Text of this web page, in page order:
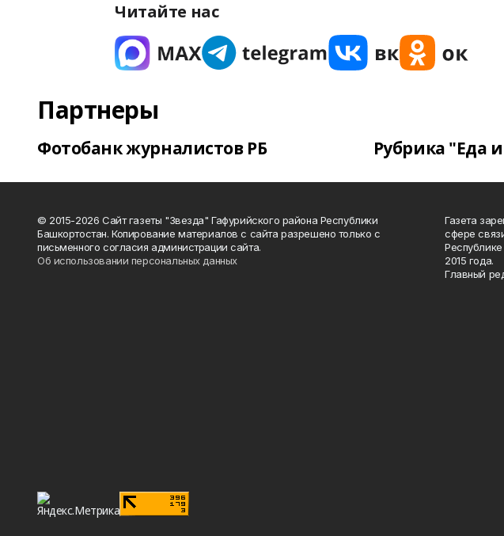
Читайте нас
Партнеры
Фотобанк журналистов РБ Рубрика "Еда
© 2015-2026 Сайт газеты "Звезда" Гафурийского района Республики
Башкортостан. Копирование материалов с сайта разрешено только с
письменного согласия администрации сайта.
Об использовании персональных данных
Газета
сфере
2015 года.
Главный